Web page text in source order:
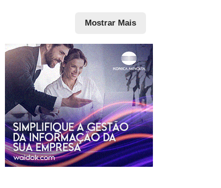
Mostrar Mais